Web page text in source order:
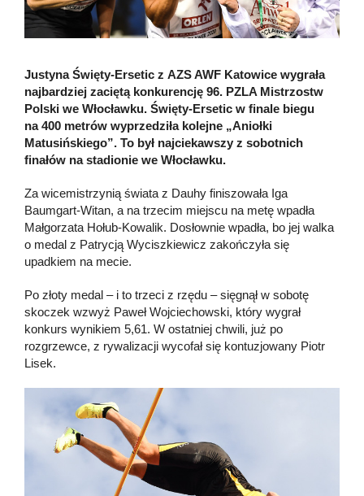
Justyna Święty-Ersetic z AZS AWF Katowice wygrała
najbardziej zaciętą konkurencję 96. PZLA Mistrzostw
Polski we Włocławku. Święty-Ersetic w finale biegu
na 400 metrów wyprzedziła kolejne „Aniołki
Matusińskiego”. To był najciekawszy z sobotnich
finałów na stadionie we Włocławku.
Za wicemistrzynią świata z Dauhy finiszowała Iga
Baumgart-Witan, a na trzecim miejscu na metę wpadła
Małgorzata Hołub-Kowalik. Dosłownie wpadła, bo jej walka
o medal z Patrycją Wyciszkiewicz zakończyła się
upadkiem na mecie.
Po złoty medal – i to trzeci z rzędu – sięgnął w sobotę
skoczek wzwyż Paweł Wojciechowski, który wygrał
konkurs wynikiem 5,61. W ostatniej chwili, już po
rozgrzewce, z rywalizacji wycofał się kontuzjowany Piotr
Lisek.